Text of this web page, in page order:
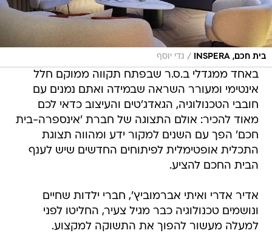
בית חכם, INSPERA / גדי יוסף
באחד ממגדלי ב.ס.ר שבפתח תקווה ממוקם חלל
אינטימי ומעורר השראה שבמידה ואתם נמנים עם
חובבי הטכנולוגיה, הגאדג'טים והעיצוב כדאי לכם
מאוד להכיר: אולם התצוגה של חברת 'אינספרה-בית
חכם' הפך עם השנים למקור ידע ומהווה תצוגת
התכלית אופטימלית לפיתוחים החדשים שיש לענף
הבית החכם להציע.
אדיר אדרי ואיתי אברמוביץ', חברי ילדות שחיים
ונושמים טכנולוגיה כבר מגיל צעיר, החליטו לפני
למעלה מעשור להפוך את התשוקה למקצוע.